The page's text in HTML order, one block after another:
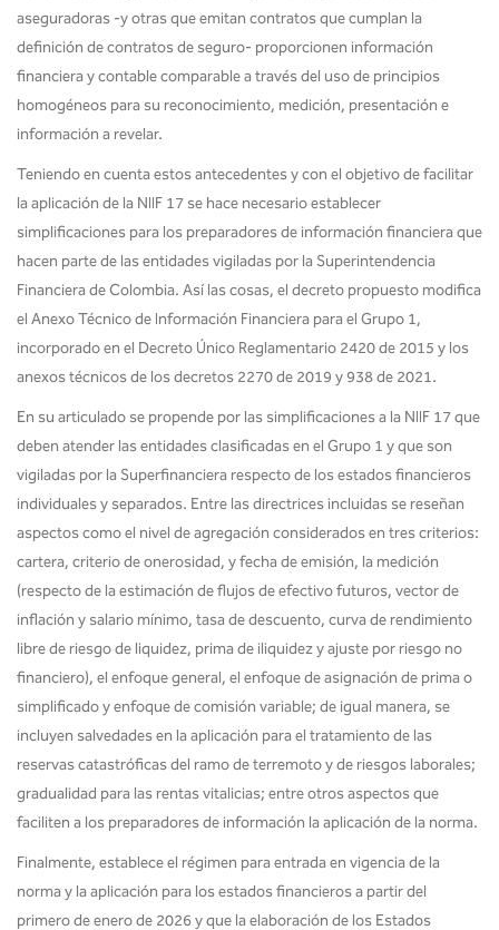
aseguradoras -y otras que emitan contratos que cumplan la
definición de contratos de seguro- proporcionen información
financiera y contable comparable a través del uso de principios
homogéneos para su reconocimiento, medición, presentación e
información a revelar.
Teniendo en cuenta estos antecedentes y con el objetivo de facilitar
la aplicación de la NIIF 17 se hace necesario establecer
simplificaciones para los preparadores de información financiera que
hacen parte de las entidades vigiladas por la Superintendencia
Financiera de Colombia. Así las cosas, el decreto propuesto modifica
el Anexo Técnico de Información Financiera para el Grupo 1,
incorporado en el Decreto Único Reglamentario 2420 de 2015 y los
anexos técnicos de los decretos 2270 de 2019 y 938 de 2021.
En su articulado se propende por las simplificaciones a la NIIF 17 que
deben atender las entidades clasificadas en el Grupo 1 y que son
vigiladas por la Superfinanciera respecto de los estados financieros
individuales y separados. Entre las directrices incluidas se reseñan
aspectos como el nivel de agregación considerados en tres criterios:
cartera, criterio de onerosidad, y fecha de emisión, la medición
(respecto de la estimación de flujos de efectivo futuros, vector de
inflación y salario mínimo, tasa de descuento, curva de rendimiento
libre de riesgo de liquidez, prima de iliquidez y ajuste por riesgo no
financiero), el enfoque general, el enfoque de asignación de prima o
simplificado y enfoque de comisión variable; de igual manera, se
incluyen salvedades en la aplicación para el tratamiento de las
reservas catastróficas del ramo de terremoto y de riesgos laborales;
gradualidad para las rentas vitalicias; entre otros aspectos que
faciliten a los preparadores de información la aplicación de la norma.
Finalmente, establece el régimen para entrada en vigencia de la
norma y la aplicación para los estados financieros a partir del
primero de enero de 2026 y que la elaboración de los Estados